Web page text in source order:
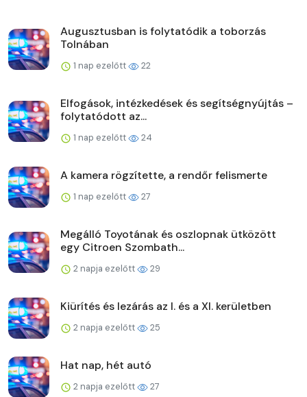
Augusztusban is folytatódik a toborzás
Tolnában
1 nap ezelőtt 22
Elfogások, intézkedések és segítségnyújtás –
folytatódott az...
1 nap ezelőtt 24
A kamera rögzítette, a rendőr felismerte
1 nap ezelőtt 27
Megálló Toyotának és oszlopnak ütközött
egy Citroen Szombath...
2 napja ezelőtt 29
Kiürítés és lezárás az I. és a XI. kerületben
2 napja ezelőtt 25
Hat nap, hét autó
2 napja ezelőtt 27